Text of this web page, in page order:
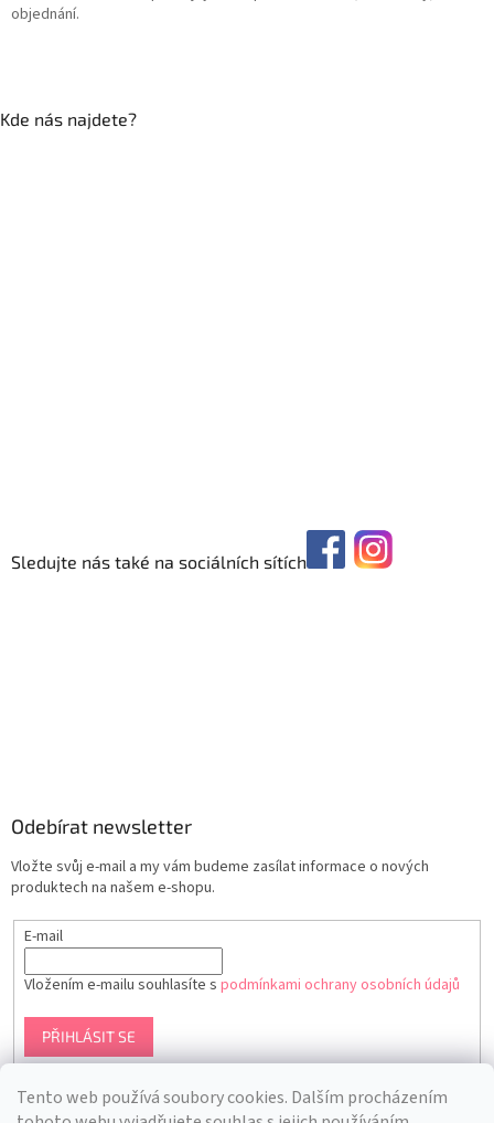
Tento web používá soubory cookies. Dalším procházením
objednání.
Kde nás najdete?
Sledujte nás také na sociálních sítích
Odebírat newsletter
Vložte svůj e-mail a my vám budeme zasílat informace o nových
produktech na našem e-shopu.
E-mail
Vložením e-mailu souhlasíte s podmínkami ochrany osobních údajů
PŘIHLÁSIT SE